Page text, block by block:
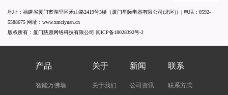
地址：福建省厦门市湖里区禾山路2419号3楼（厦门星际电器有限公司(北区)）| 电话： 0592-
5588675 网址： www.xmciyuan.cn
版权所有：厦门慈愿网络科技有限公司 闽ICP备18028392号-2
产品
智能万佛墙
关于
关于我们
新闻
公司资讯
联系
联系方式